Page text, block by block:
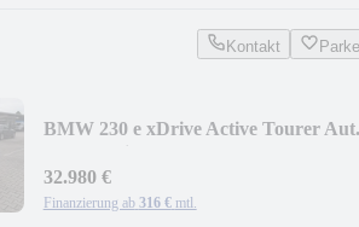
Kontakt
BMW 230 e xDrive Active Tourer Aut.
32.980 €
Finanzierung ab 316 € mtl.